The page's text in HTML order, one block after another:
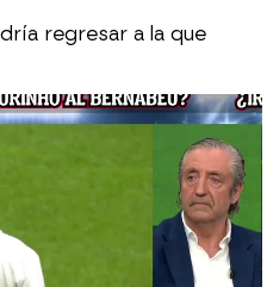
regresar a la que